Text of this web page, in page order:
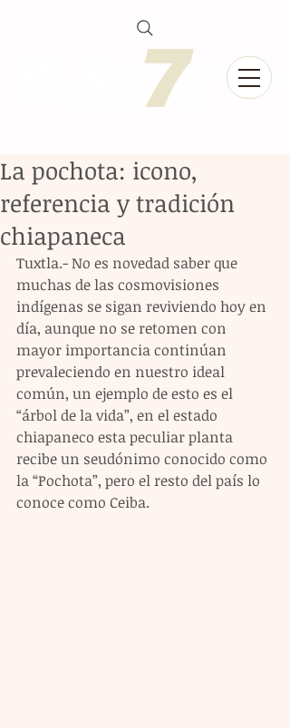
La pochota: icono,
referencia y tradición
chiapaneca
Tuxtla.- No es novedad saber que
muchas de las cosmovisiones
indígenas se sigan reviviendo hoy en
día, aunque no se retomen con
mayor importancia continúan
prevaleciendo en nuestro ideal
común, un ejemplo de esto es el
“árbol de la vida”, en el estado
chiapaneco esta peculiar planta
recibe un seudónimo conocido como
la “Pochota”, pero el resto del país lo
conoce como Ceiba.